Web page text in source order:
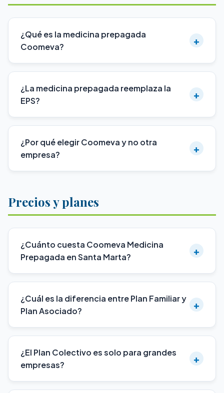
¿Qué es la medicina prepagada
Coomeva?
+
¿La medicina prepagada reemplaza la
EPS?
+
¿Por qué elegir Coomeva y no otra
empresa?
+
Precios y planes
¿Cuánto cuesta Coomeva Medicina
Prepagada en Santa Marta?
+
¿Cuál es la diferencia entre Plan Familiar y
Plan Asociado?
+
¿El Plan Colectivo es solo para grandes
empresas?
+